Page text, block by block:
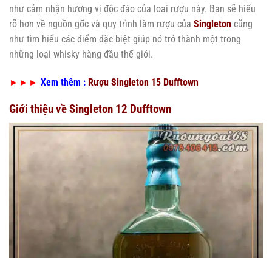
như cảm nhận hương vị độc đáo của loại rượu này. Bạn sẽ hiểu
rõ hơn về nguồn gốc và quy trình làm rượu của Singleton cũng
như tìm hiểu các điểm đặc biệt giúp nó trở thành một trong
những loại whisky hàng đầu thế giới.
►►► Xem thêm : Rượu Singleton 15 Dufftown
Giới thiệu về Singleton 12 Dufftown